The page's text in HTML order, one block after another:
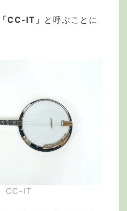
「CC-IT」
と呼ぶことに
CC-IT